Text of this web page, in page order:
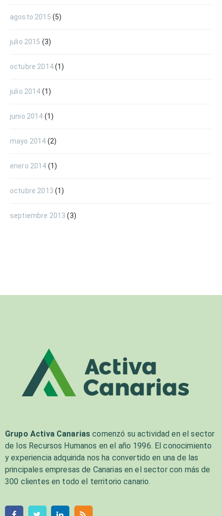
agosto 2015 (5)
julio 2015 (3)
octubre 2014(1)
julio 2014 (1)
junio 2014 (1)
mayo 2014 (2)
enero 2014 (1)
octubre 2013 (1)
septiembre 2013 (3)
Grupo Activa Canarias comenzó su actividad en el sector
de los Recursos Humanos en el año 1996. El conocimiento
y experiencia adquirida nos ha convertido en una de las
principales empresas de Canarias en el sector con más de
300 clientes en todo el territorio canario.